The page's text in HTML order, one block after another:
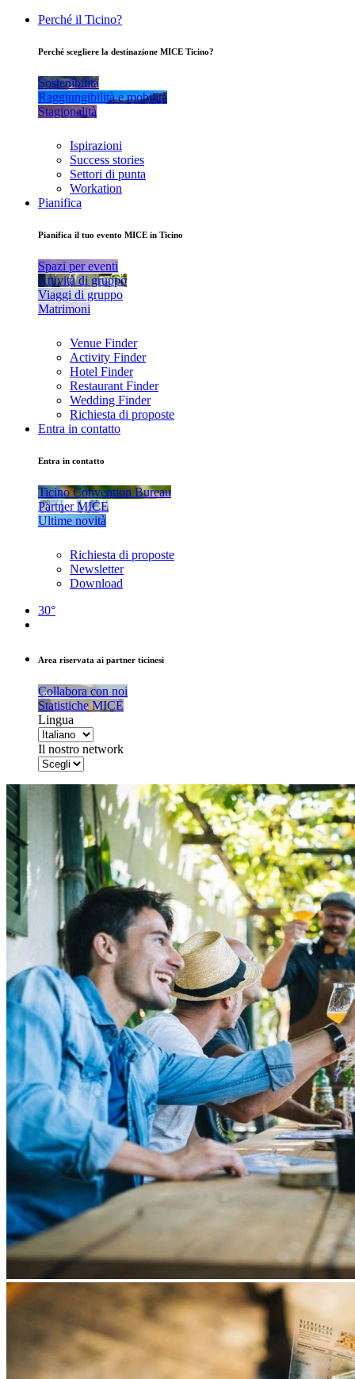
Perché il Ticino?
Perché scegliere la destinazione MICE Ticino?
Sostenibilità
Raggiungibilità e mobilità
Stagionalità
Ispirazioni
Success stories
Settori di punta
Workation
Pianifica
Pianifica il tuo evento MICE in Ticino
Spazi per eventi
Attività di gruppo
Viaggi di gruppo
Matrimoni
Venue Finder
Activity Finder
Hotel Finder
Restaurant Finder
Wedding Finder
Richiesta di proposte
Entra in contatto
Entra in contatto
Ticino Convention Bureau
Partner MICE
Ultime novità
Richiesta di proposte
Newsletter
Download
30°
Area riservata ai partner ticinesi
Collabora con noi
Statistiche MICE
Lingua
Il nostro network